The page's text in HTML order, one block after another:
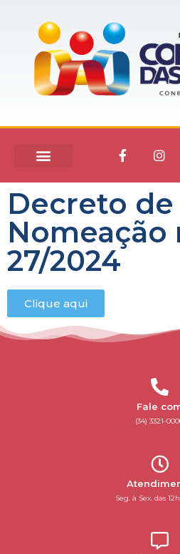
Decreto de
Nomeação
27/2024
Clique aqui
Fale
(34) 3321-
Seg. à Sex. das